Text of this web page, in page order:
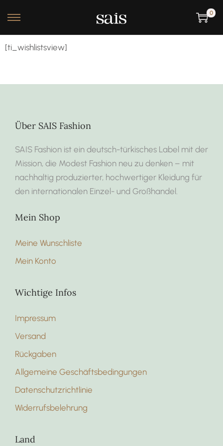
0
[ti_wishlistsview]
Über SAIS Fashion
SAIS Fashion ist ein deutsch-türkisches Label mit der
Mission, die Modest Fashion neu zu denken – mit
nachhaltig produzierter, hochwertiger Kleidung für
den internationalen Einzel- und Großhandel.
Mein Shop
Meine Wunschliste
Mein Konto
Wichtige Infos
Impressum
Versand
Rückgaben
Allgemeine Geschäftsbedingungen
Datenschutzrichtlinie
Widerrufsbelehrung
Land